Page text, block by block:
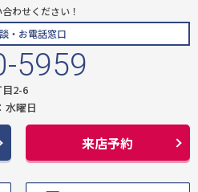
わせください！
・お電話窓口
5959
目2-6
水曜日
来店予約